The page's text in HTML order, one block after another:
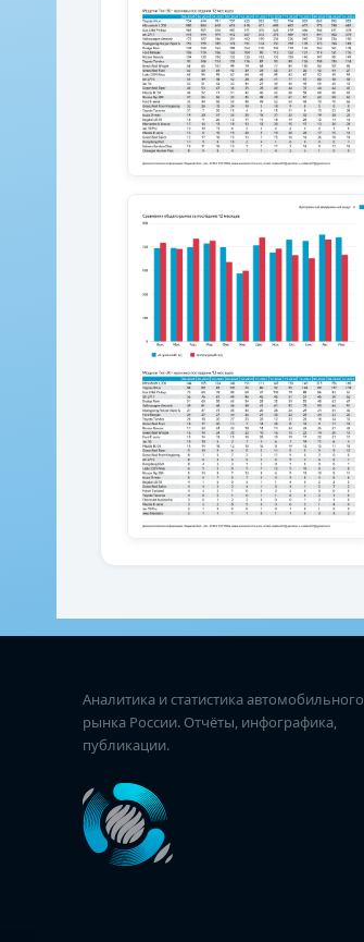
Аналитика и статистика автомобильного
рынка России. Отчёты, инфографика,
публикации.